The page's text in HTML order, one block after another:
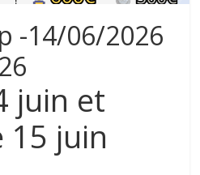
-14/06/2026
juin et
15 juin